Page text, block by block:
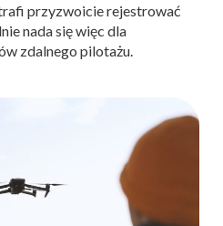
przyzwoicie rejestrować
nada się więc dla
zdalnego pilotażu.